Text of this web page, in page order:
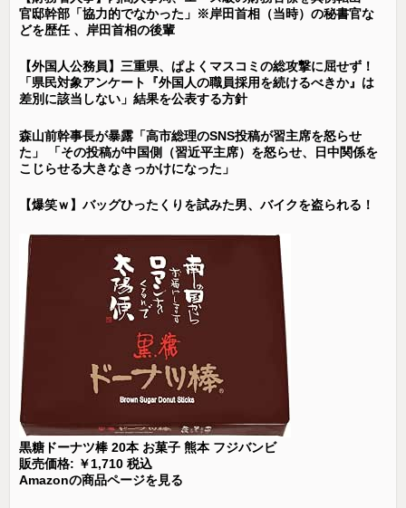
官邸幹部「協力的でなかった」※岸田首相（当時）の秘書官な
どを歴任 、岸田首相の後輩
【外国人公務員】三重県、ぱよくマスコミの総攻撃に屈せず！
「県民対象アンケート『外国人の職員採用を続けるべきか』は
差別に該当しない」結果を公表する方針
森山前幹事長が暴露「高市総理のSNS投稿が習主席を怒らせ
た」 「その投稿が中国側（習近平主席）を怒らせ、日中関係を
こじらせる大きなきっかけになった」
【爆笑ｗ】バッグひったくりを試みた男、バイクを盗られる！
黒糖ドーナツ棒 20本 お菓子 熊本 フジバンビ
販売価格: ￥1,710 税込
Amazonの商品ページを見る